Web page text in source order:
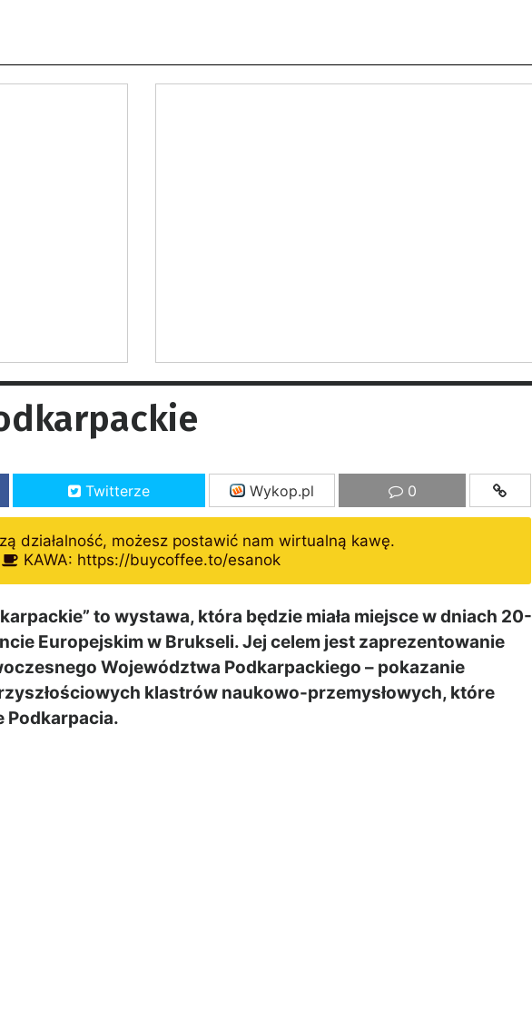
Twitterze Wykop.pl 0
działalność, możesz postawić nam wirtualną kawę.
KAWA: https://buycoffee.to/esanok
to wystawa, która będzie miała miejsce w dniach 20-
Europejskim w Brukseli. Jej celem jest zaprezentowanie
Województwa Podkarpackiego – pokazanie
klastrów naukowo-przemysłowych, które
Podkarpacia.